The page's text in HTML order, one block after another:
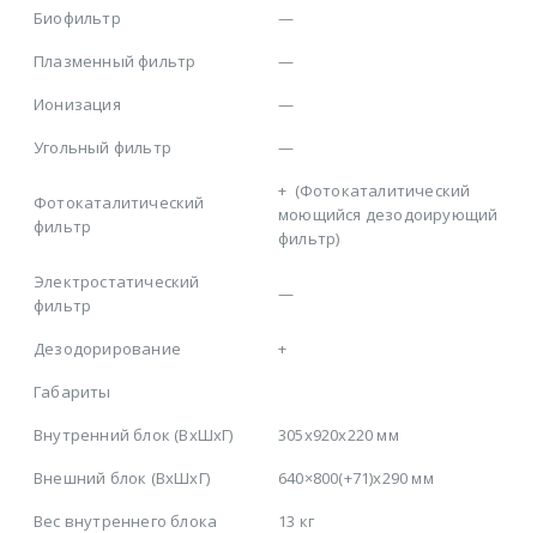
Биофильтр
—
Плазменный фильтр
—
Ионизация
—
Угольный фильтр
—
Фотокаталитический
фильтр
+ (Фотокаталитический
моющийся дезодоирующий
фильтр)
Электростатический
фильтр
—
Дезодорирование
+
Габариты
Внутренний блок (ВхШхГ)
305x920x220 мм
Внешний блок (ВхШхГ)
640×800(+71)x290 мм
Вес внутреннего блока
13 кг